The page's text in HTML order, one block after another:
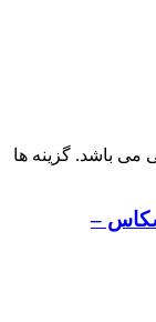
می باشد. گزینه ها
–